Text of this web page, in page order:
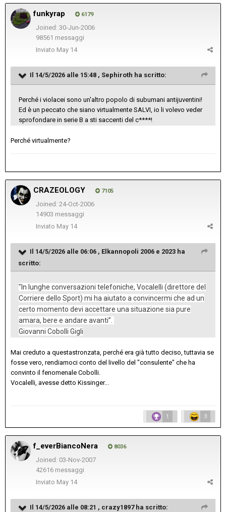
funkyrap 6179
Joined: 30-Jun-2006
98561 messaggi
Inviato May 14
Il 14/5/2026 alle 15:48 , Sephiroth ha scritto:
Perché i violacei sono un'altro popolo di subumani antijuventini!
Ed è un peccato che siano virtualmente SALVI, io li volevo veder
sprofondare in serie B a sti saccenti del c****!
Perché virtualmente?
CRAZEOLOGY 7105
Joined: 24-Oct-2006
14903 messaggi
Inviato May 14
Il 14/5/2026 alle 06:06 , Elkannopoli 2006 e 2023 ha
scritto:
"In lunghe conversazioni telefoniche, Vocalelli (direttore del
Corriere dello Sport) mi ha aiutato a convincermi che ad un
certo momento devi accettare una situazione sia pure
amara, bere e andare avanti”.
Giovanni Cobolli Gigli
Mai creduto a questastronzata, perché era già tutto deciso, tuttavia se
fosse vero, rendiamoci conto del livello del "consulente" che ha
convinto il fenomenale Cobolli.
Vocalelli, avesse detto Kissinger...
1 3
f_everBiancoNera 8036
Joined: 03-Nov-2007
42616 messaggi
Inviato May 14
Il 14/5/2026 alle 08:21 , crazy1897ha scritto: